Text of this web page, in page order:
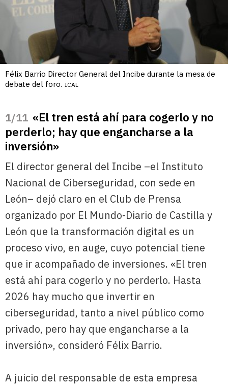
Félix Barrio Director General del Incibe durante la mesa de
debate del foro. ICAL
/11 «El tren está ahí para cogerlo y no
perderlo; hay que engancharse a la
inversión»
El director general del Incibe –el Instituto
Nacional de Ciberseguridad, con sede en
León– dejó claro en el Club de Prensa
organizado por El Mundo-Diario de Castilla y
León que la transformación digital es un
proceso vivo, en auge, cuyo potencial tiene
que ir acompañado de inversiones. «El tren
está ahí para cogerlo y no perderlo. Hasta
2026 hay mucho que invertir en
ciberseguridad, tanto a nivel público como
privado, pero hay que engancharse a la
inversión», consideró Félix Barrio.
A juicio del responsable de esta empresa